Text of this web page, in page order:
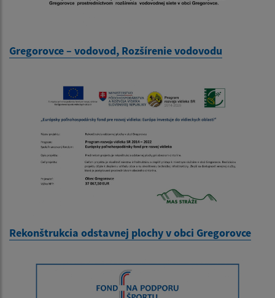
Gregorovce – vodovod, Rozšírenie vodovodu
Rekonštrukcia odstavnej plochy v obci Gregorovce